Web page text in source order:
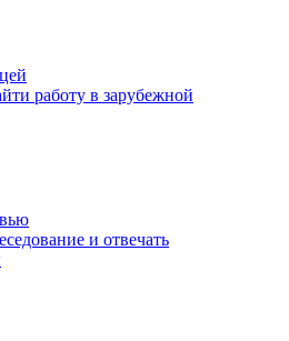
работу в зарубежной
и отвечать